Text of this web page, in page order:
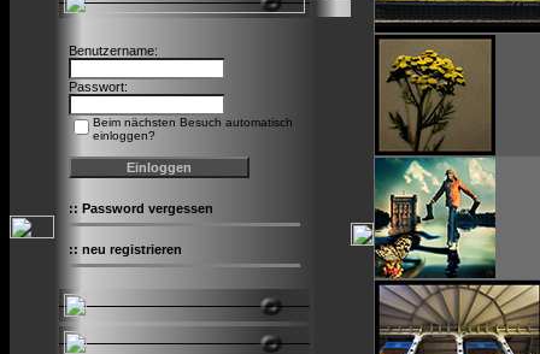
Benutzername:
Passwort:
Beim nächsten Besuch automatisch
einloggen?
:: Password vergessen
:: neu registrieren